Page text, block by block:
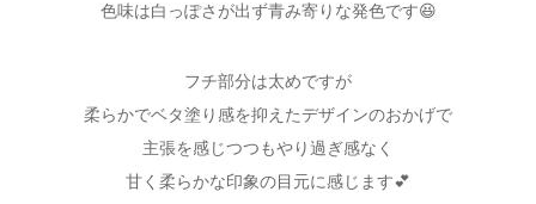
色味は白っぽさが出ず青み寄りな発色です😆
フチ部分は太めですが
柔らかでベタ塗り感を抑えたデザインのおかげで
主張を感じつつもやり過ぎ感なく
甘く柔らかな印象の目元に感じます💕